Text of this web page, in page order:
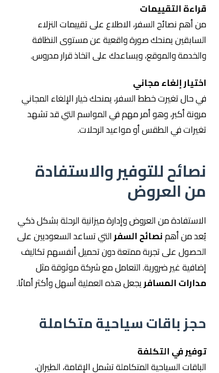
قراءة التقييمات
من أهم نصائح السفر، الاطلاع على تقييمات النزلاء
السابقين يمنحك صورة واقعية عن مستوى النظافة
والخدمة والموقع، ويساعدك على اتخاذ قرار مدروس.
اختيار إلغاء مجاني
في حال تغيرت خطط السفر، يمنحك خيار الإلغاء المجاني
مرونة أكبر، وهو أمر مهم في المواسم التي قد تشهد
تغيرات في الطقس أو مواعيد الرحلات.
نصائح للتوفير والاستفادة
من العروض
الاستفادة من العروض وإدارة ميزانية الرحلة بشكل ذكي
يُعد من أهمنصائح السفرالتي تساعد السعوديين على
الحصول على تجربة ممتعة دون تحميل أنفسهم تكاليف
إضافية غير ضرورية. التعامل مع شركة موثوقة مثل
مدارات المسافريجعل هذه العملية أسهل وأكثر أمانًا.
حجز باقات سياحية متكاملة
توفير في التكلفة
الباقات السياحية المتكاملة تشمل الإقامة، الطيران،